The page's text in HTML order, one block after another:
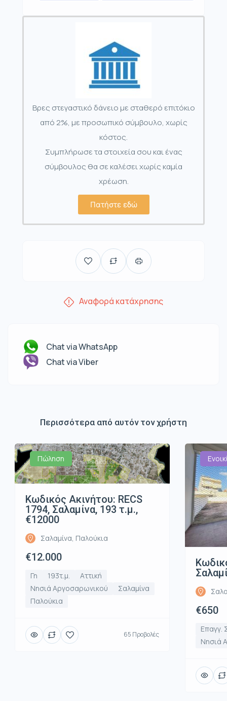
Βρες στεγαστικό δάνειο με σταθερό επιτόκιο
από 2%, με προσωπικό σύμβουλο, χωρίς
κόστος.
Συμπλήρωσε τα στοιχεία σου και ένας
σύμβουλος θα σε καλέσει χωρίς καμία
χρέωση.
Πατήστε εδώ
Αναφορά κατάχρησης
Chat via WhatsApp
Chat via Viber
Περισσότερα από αυτόν τον χρήστη
Πώληση
Κωδικός Ακινήτου: RECS
1794, Σαλαμίνα, 193 τ.μ.,
€12000
Σαλαμίνα, Παλούκια
€12.000
Γη 193τ.μ.
Αττική
Νησιά Αργοσαρωνικού
Σαλαμίνα
Παλούκια
65 Προβολές
€650
Επαγγ.
Νησιά